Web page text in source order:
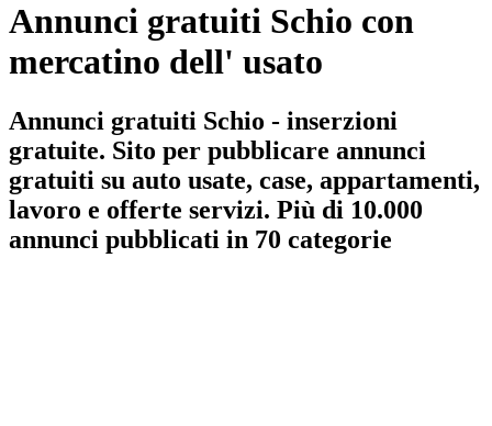
Annunci gratuiti Schio con
mercatino dell' usato
Annunci gratuiti Schio - inserzioni
gratuite. Sito per pubblicare annunci
gratuiti su auto usate, case, appartamenti,
lavoro e offerte servizi. Più di 10.000
annunci pubblicati in 70 categorie